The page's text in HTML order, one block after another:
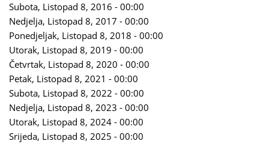
Subota, Listopad 8, 2016 - 00:00
Nedjelja, Listopad 8, 2017 - 00:00
Ponedjeljak, Listopad 8, 2018 - 00:00
Utorak, Listopad 8, 2019 - 00:00
Četvrtak, Listopad 8, 2020 - 00:00
Petak, Listopad 8, 2021 - 00:00
Subota, Listopad 8, 2022 - 00:00
Nedjelja, Listopad 8, 2023 - 00:00
Utorak, Listopad 8, 2024 - 00:00
Srijeda, Listopad 8, 2025 - 00:00